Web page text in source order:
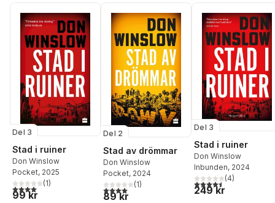
Del 3
Stad i ruiner
Don Winslow
Pocket, 2025
4,0utav 5 stjärnor. Totalt antal röster:
(1)
99 kr
Del 2
Stad av drömmar
Don Winslow
Pocket, 2024
4,0utav 5 stjärnor. Totalt antal röster:
(1)
89 kr
Del 3
Stad i ruiner
Don Winslow
Inbunden, 2024
4,5utav 5 stjärnor.
(4)
249 kr